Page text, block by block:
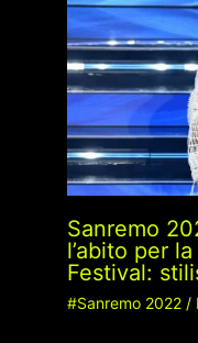
Sanremo
l’abito per
Festival:
#Sanremo 2022/